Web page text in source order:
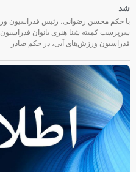
شد
با حکم محسن رضوانی، رئیس فدراسیون
سرپرست کمیته شنا هنری بانوان
فدراسیون ورزش‌های آبی، در حکم صادر